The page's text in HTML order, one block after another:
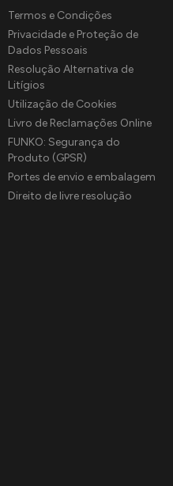
Termos e Condições
Privacidade e Proteção de
Dados Pessoais
Resolução Alternativa de
Litígios
Utilização de Cookies
Livro de Reclamações Online
FUNKO: Segurança do
Produto (GPSR)
Portes de envio e embalagem
Direito de livre resolução